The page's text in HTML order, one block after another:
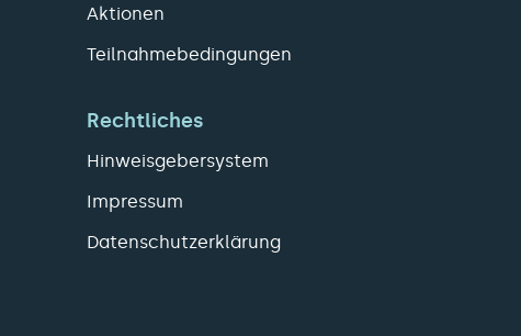
Aktionen
Teilnahmebedingungen
Rechtliches
Hinweisgebersystem
Impressum
Datenschutzerklärung